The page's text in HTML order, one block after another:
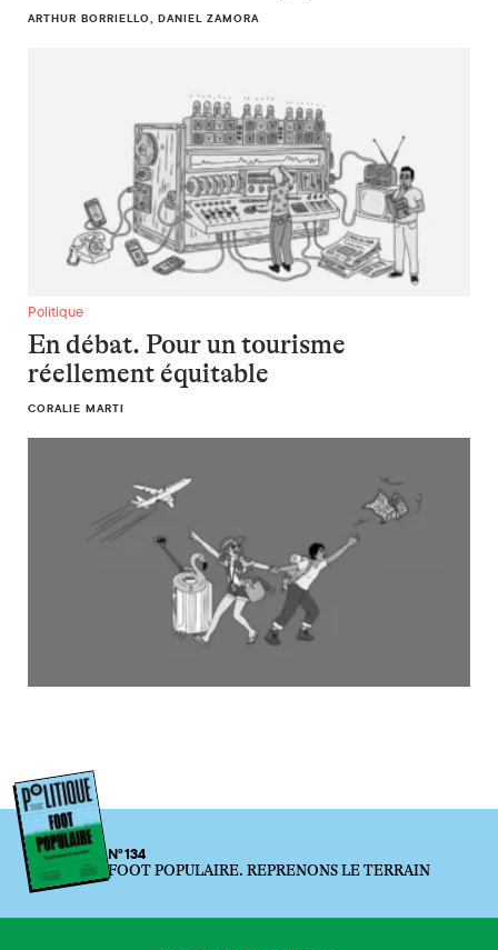
ARTHUR BORRIELLO, DANIEL ZAMORA
En débat. Pour un tourisme réellement équitable
Politique
En débat. Pour un tourisme
réellement équitable
CORALIE MARTI
N°134
FOOT POPULAIRE. REPRENONS LE TERRAIN